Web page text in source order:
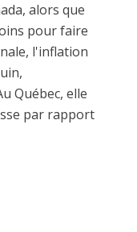
alors que
pour faire
l'inflation
Québec, elle
par rapport